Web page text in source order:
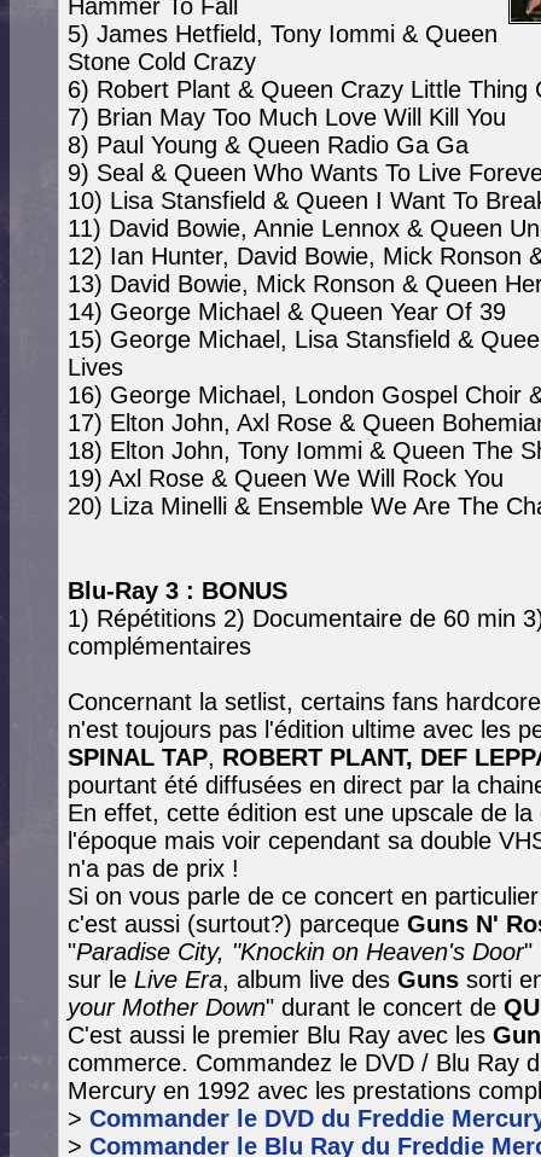
Hammer To Fall
5) James Hetfield, Tony Iommi & Queen
Stone Cold Crazy
6) Robert Plant & Queen Crazy Little Thing
7) Brian May Too Much Love Will Kill You
8) Paul Young & Queen Radio Ga Ga
9) Seal & Queen Who Wants To Live
10) Lisa Stansfield & Queen I Want To
11) David Bowie, Annie Lennox & Queen
12) Ian Hunter, David Bowie, Mick Ronson
13) David Bowie, Mick Ronson & Queen
14) George Michael & Queen Year Of 39
15) George Michael, Lisa Stansfield &
Lives
16) George Michael, London Gospel Choir
17) Elton John, Axl Rose & Queen
18) Elton John, Tony Iommi & Queen The
19) Axl Rose & Queen We Will Rock You
20) Liza Minelli & Ensemble We Are The
Blu-Ray 3 : BONUS
1) Répétitions 2) Documentaire de 60 min
complémentaires
Concernant la setlist, certains fans
n'est toujours pas l'édition ultime avec les
SPINAL TAP, ROBERT PLANT, DEF
pourtant été diffusées en direct par la
En effet, cette édition est une upscale de
l'époque mais voir cependant sa double
n'a pas de prix !
Si on vous parle de ce concert en
c'est aussi (surtout?) parceque Guns N'
"Paradise City, "Knockin on Heaven's Door"
sur le Live Era, album live des Guns sorti
your Mother Down" durant le concert de
C'est aussi le premier Blu Ray avec les
commerce. Commandez le DVD / Blu Ray
Mercury en 1992 avec les prestations
> Commander le DVD du Freddie
> Commander le Blu Ray du Freddie